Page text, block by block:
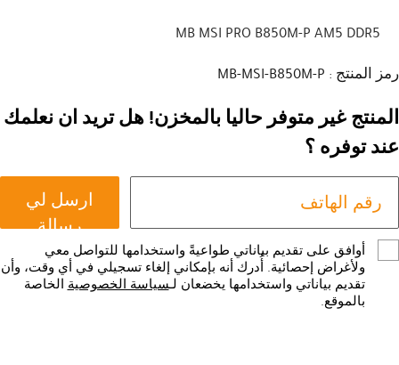
MB MSI PRO B850M-P AM5 DDR5
رمز المنتج : MB-MSI-B850M-P
المنتج غير متوفر حاليا بالمخزن! هل تريد ان نعلمك
عند توفره ؟
ارسل لي
رسالة
أوافق على تقديم بياناتي طواعيةً واستخدامها للتواصل معي
ولأغراض إحصائية. أُدرك أنه بإمكاني إلغاء تسجيلي في أي وقت، وأن
تقديم بياناتي واستخدامها يخضعان لـسياسة الخصوصية الخاصة
بالموقع.